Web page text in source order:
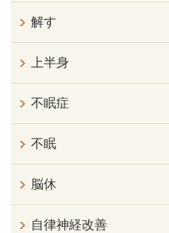
解す
上半身
不眠症
不眠
脳休
自律神経改善